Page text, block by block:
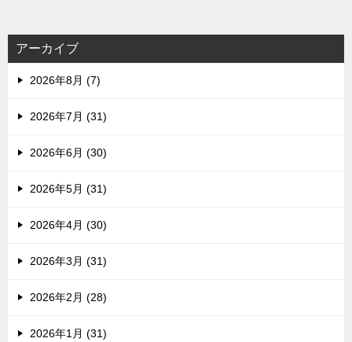
アーカイブ
2026年8月 (7)
2026年7月 (31)
2026年6月 (30)
2026年5月 (31)
2026年4月 (30)
2026年3月 (31)
2026年2月 (28)
2026年1月 (31)